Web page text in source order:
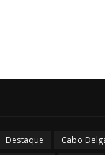
Destaque
Cabo